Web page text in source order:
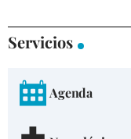
Servicios
Agenda